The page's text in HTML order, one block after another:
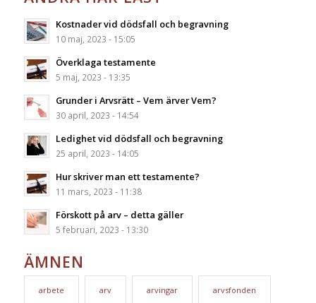
Kostnader vid dödsfall och begravning
10 maj, 2023 - 15:05
Överklaga testamente
5 maj, 2023 - 13:35
Grunder i Arvsrätt – Vem ärver Vem?
30 april, 2023 - 14:54
Ledighet vid dödsfall och begravning
25 april, 2023 - 14:05
Hur skriver man ett testamente?
11 mars, 2023 - 11:38
Förskott på arv – detta gäller
5 februari, 2023 - 13:30
ÄMNEN
arbete arv arvingar arvsfonden